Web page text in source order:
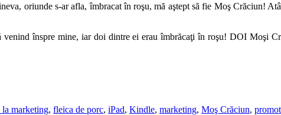
oriunde s-ar afla, îmbracat în roşu, mă aştept să fie Moş Crăciun!
înspre mine, iar doi dintre ei erau îmbrăcaţi în roşu! DOI Moşi
la marketing, fleica de porc, iPad, Kindle, marketing, Moş Crăciun,